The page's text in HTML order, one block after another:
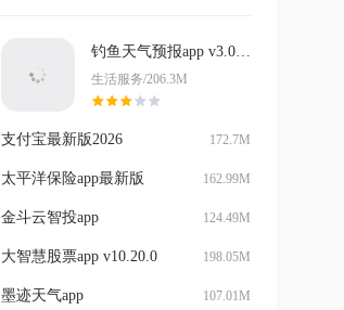
生活服务/206.3M
支付宝最新版2026 172.7M
太平洋保险app最新版 162.99M
金斗云智投app 124.49M
大智慧股票app v10.20.0 198.05M
墨迹天气app 107.01M